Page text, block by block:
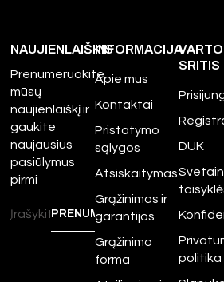
NAUJIENLAIŠKIS
Prenumeruokite
mūsų
naujienlaiškį ir
gaukite
naujausius
pasiūlymus
pirmi
INFORMACIJA
Apie mus
Kontaktai
Pristatymo
sąlygos
Atsiskaitymas
Grąžinimas ir
garantijos
Grąžinimo
forma
SRITIS
DUK
politika